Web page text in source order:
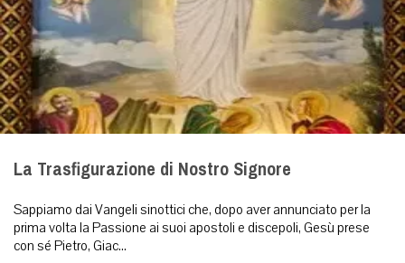
La Trasfigurazione di Nostro Signore
Sappiamo dai Vangeli sinottici che, dopo aver annunciato per la
prima volta la Passione ai suoi apostoli e discepoli, Gesù prese
con sé Pietro, Giac...